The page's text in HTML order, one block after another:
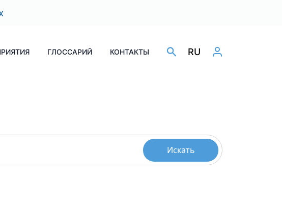
ГЛОССАРИЙ КОНТАКТЫ RU
Искать